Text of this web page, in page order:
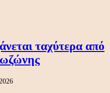
ταχύτερα από